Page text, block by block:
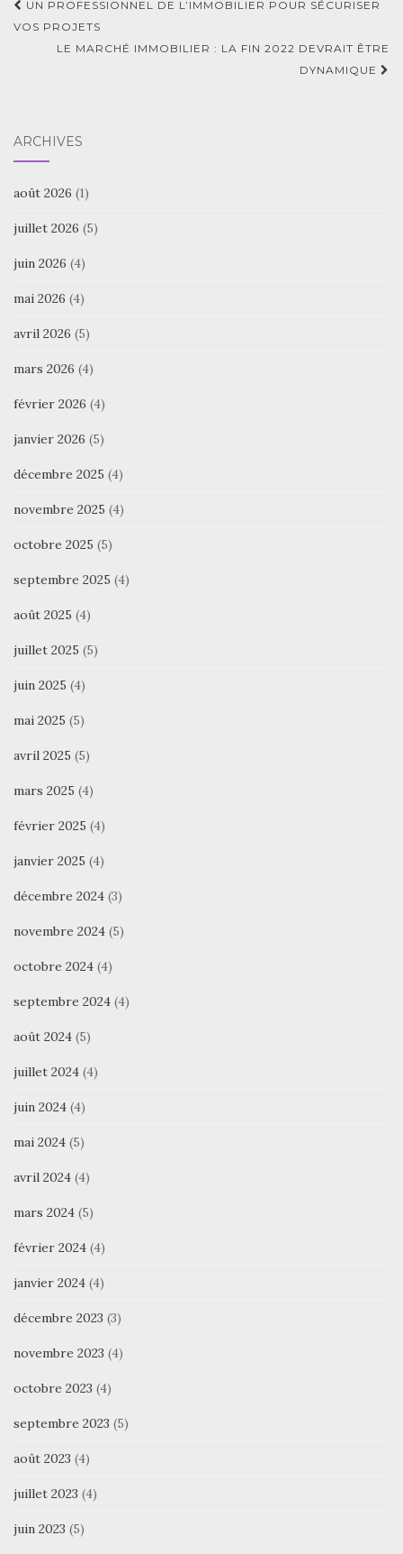
Navigation
d'article
UN PROFESSIONNEL DE L’IMMOBILIER POUR SÉCURISER
VOS PROJETS
LE MARCHÉ IMMOBILIER : LA FIN 2022 DEVRAIT ÊTRE
DYNAMIQUE
ARCHIVES
août 2026 (1)
juillet 2026 (5)
juin 2026 (4)
mai 2026 (4)
avril 2026 (5)
mars 2026 (4)
février 2026 (4)
janvier 2026 (5)
décembre 2025 (4)
novembre 2025 (4)
octobre 2025 (5)
septembre 2025 (4)
août 2025 (4)
juillet 2025 (5)
juin 2025 (4)
mai 2025 (5)
avril 2025 (5)
mars 2025 (4)
février 2025 (4)
janvier 2025 (4)
décembre 2024 (3)
novembre 2024 (5)
octobre 2024 (4)
septembre 2024 (4)
août 2024 (5)
juillet 2024 (4)
juin 2024 (4)
mai 2024 (5)
avril 2024 (4)
mars 2024 (5)
février 2024 (4)
janvier 2024 (4)
décembre 2023 (3)
novembre 2023 (4)
octobre 2023 (4)
septembre 2023 (5)
août 2023 (4)
juillet 2023 (4)
juin 2023 (5)